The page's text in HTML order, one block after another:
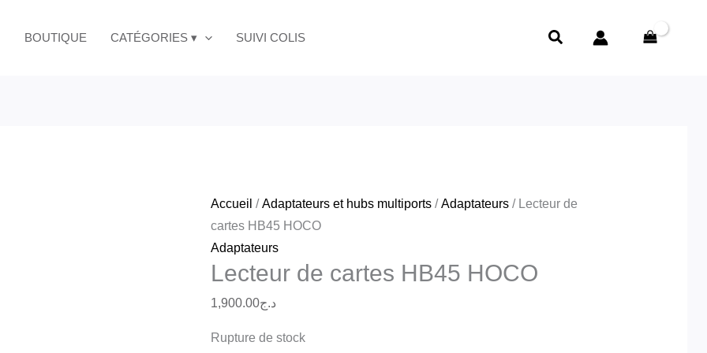
BOUTIQUE CATÉGORIES ▾ SUIVI COLIS Rechercher
Accueil /Adaptateurs et hubs multiports /Adaptateurs / Lecteur de
cartes HB45 HOCO
Adaptateurs
Lecteur de cartes HB45 HOCO
د.ج1,900.00
Rupture de stock